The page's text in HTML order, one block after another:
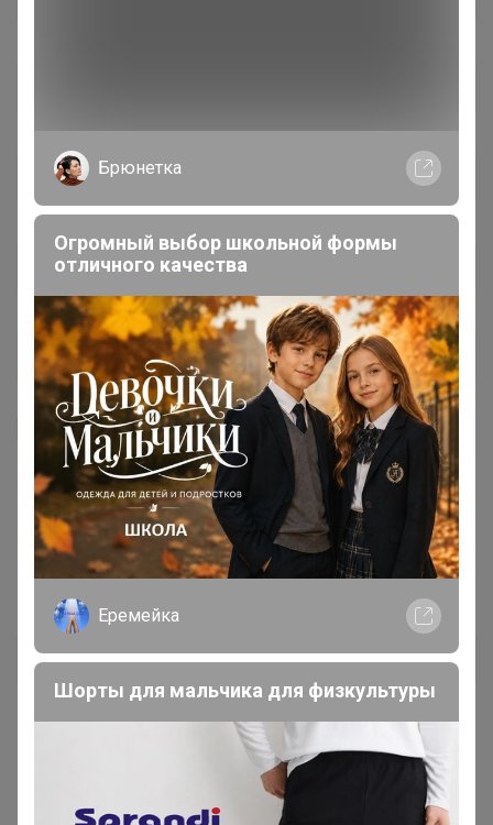
Я внимательно ознакомлен и полностью согласен
с условиями членства в клубе и правилами
вступления, изложенными в следующих
документах: Правила совместных закупок
Соглашение пользователя
,Политика
конфиденциальности, Обработка персональных
Зарегистрироваться
Брюнетка
Огромный выбор школьной формы
отличного качества
Еремейка
Шорты для мальчика для физкультуры